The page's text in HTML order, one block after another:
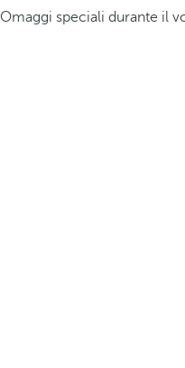
Omaggi speciali durante il